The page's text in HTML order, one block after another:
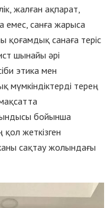
жалған ақпарат,
емес, санға жарыса
санаға теріс
шынайы әрі
этика мен
мүмкіндіктерді терең
бойынша
жеткізген
сақтау жолындағы